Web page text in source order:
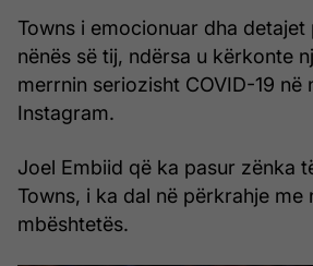
Towns i emocionuar dha detajet
nënës së tij, ndërsa u kërkonte
merrnin seriozisht COVID-19 në
Instagram.
Joel Embiid që ka pasur zënka
Towns, i ka dal në përkrahje me
mbështetës.